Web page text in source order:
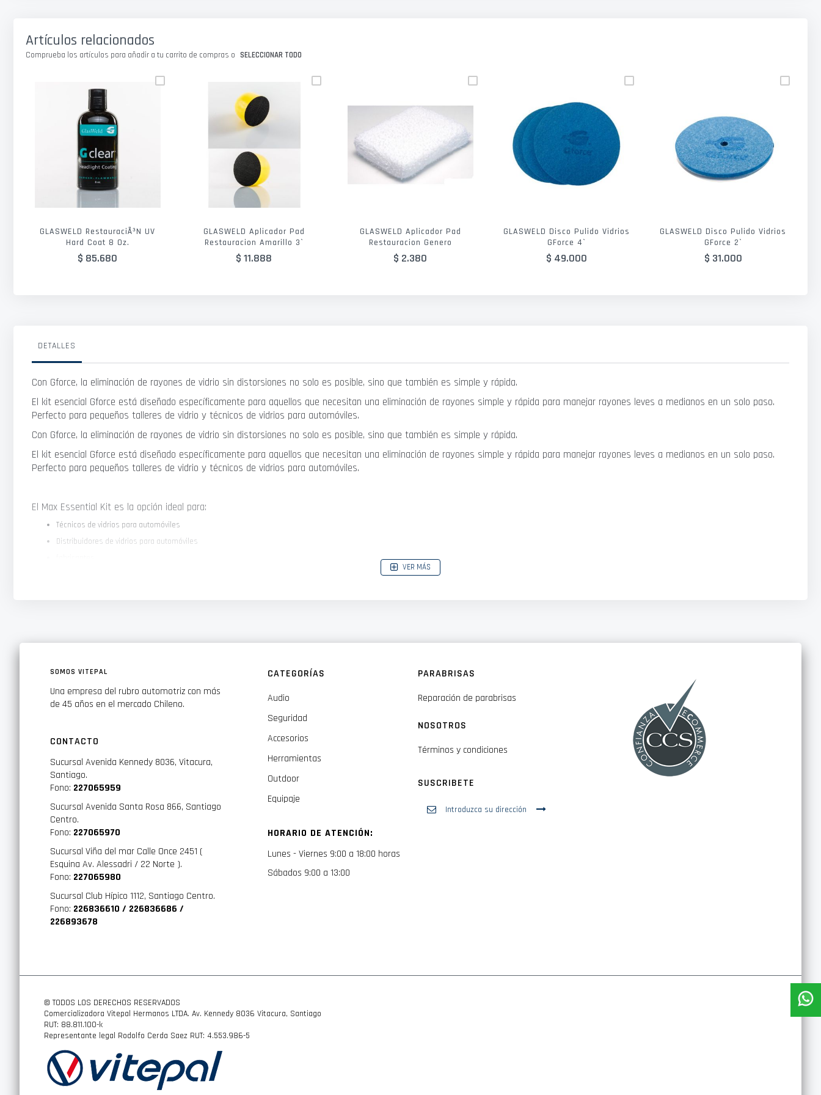
Artículos relacionados
Comprueba los artículos para añadir a tu carrito de compras o SELECCIONAR TODO
GLASWELD RestauraciÃ³n UV
Hard Coat 8 Oz.
$ 85.680
GLASWELD Aplicador Pad
Restauracion Amarillo 3`
$ 11.888
GLASWELD Aplicador Pad
Restauracion Genero
$ 2.380
GLASWELD Disco Pulido Vidrios
GForce 4`
$ 49.000
GLASWELD Disco Pulido Vidrios
GForce 2`
$ 31.000
DETALLES
Con Gforce, la eliminación de rayones de vidrio sin distorsiones no solo es posible, sino que también es simple y rápida.
El kit esencial Gforce está diseñado específicamente para aquellos que necesitan una eliminación de rayones simple y rápida para manejar rayones leves a medianos en un solo paso.
Perfecto para pequeños talleres de vidrio y técnicos de vidrios para automóviles.
Con Gforce, la eliminación de rayones de vidrio sin distorsiones no solo es posible, sino que también es simple y rápida.
El kit esencial Gforce está diseñado específicamente para aquellos que necesitan una eliminación de rayones simple y rápida para manejar rayones leves a medianos en un solo paso.
Perfecto para pequeños talleres de vidrio y técnicos de vidrios para automóviles.
El Max Essential Kit es la opción ideal para:
Técnicos de vidrios para automóviles
Distribuidores de vidrios para automóviles
VER MÁS
SOMOS VITEPAL
Una empresa del rubro automotriz con más
de 45 años en el mercado Chileno.
CONTACTO
Sucursal Avenida Kennedy 8036, Vitacura,
Santiago.
Fono: 227065959
Sucursal Avenida Santa Rosa 866, Santiago
Centro.
Fono: 227065970
Sucursal Viña del mar Calle Once 2451 (
Esquina Av. Alessadri / 22 Norte ).
Fono: 227065980
Sucursal Club Hípico 1112, Santiago Centro.
Fono: 226836610 / 226836686 /
226893678
CATEGORÍAS
Audio
Seguridad
Accesorios
Herramientas
Outdoor
Equipaje
HORARIO DE ATENCIÓN:
Lunes - Viernes 9:00 a 18:00 horas
Sábados 9:00 a 13:00
PARABRISAS
Reparación de parabrisas
NOSOTROS
Términos y condiciones
SUSCRIBETE
© TODOS LOS DERECHOS RESERVADOS
Comercializadora Vitepal Hermanos LTDA. Av. Kennedy 8036 Vitacura, Santiago
RUT: 88.811.100-k
Representante legal Rodolfo Cerda Saez RUT: 4.553.986-5